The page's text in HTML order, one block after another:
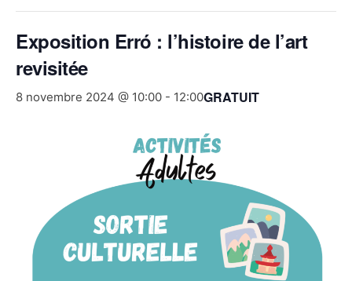
Exposition Erró : l’histoire de l’art
revisitée
8 novembre 2024 @ 10:00 - 12:00GRATUIT